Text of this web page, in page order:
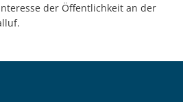
der Öffentlichkeit an der